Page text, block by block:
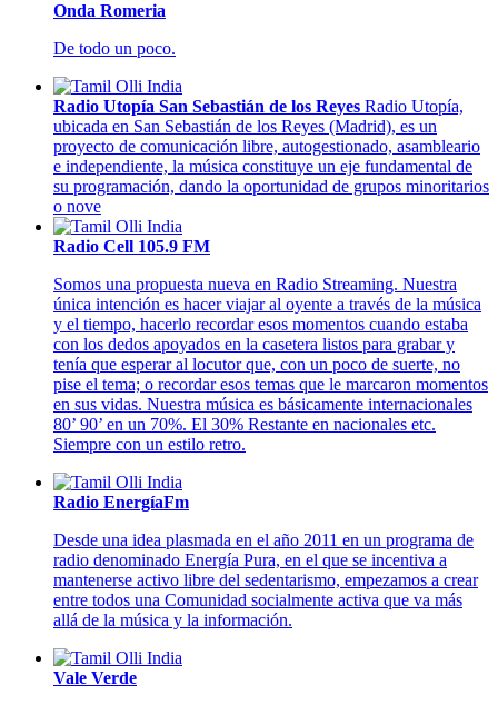
Onda Romeria
De todo un poco.
Radio Utopía San Sebastián de los Reyes Radio Utopía,
ubicada en San Sebastián de los Reyes (Madrid), es un
proyecto de comunicación libre, autogestionado, asambleario
e independiente, la música constituye un eje fundamental de
su programación, dando la oportunidad de grupos minoritarios
o nove
Radio Cell 105.9 FM
Somos una propuesta nueva en Radio Streaming. Nuestra
única intención es hacer viajar al oyente a través de la música
y el tiempo, hacerlo recordar esos momentos cuando estaba
con los dedos apoyados en la casetera listos para grabar y
tenía que esperar al locutor que, con un poco de suerte, no
pise el tema; o recordar esos temas que le marcaron momentos
en sus vidas. Nuestra música es básicamente internacionales
80’ 90’ en un 70%. El 30% Restante en nacionales etc.
Siempre con un estilo retro.
Radio EnergíaFm
Desde una idea plasmada en el año 2011 en un programa de
radio denominado Energía Pura, en el que se incentiva a
mantenerse activo libre del sedentarismo, empezamos a crear
entre todos una Comunidad socialmente activa que va más
allá de la música y la información.
Vale Verde